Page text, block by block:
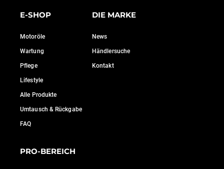
E-SHOP
Motoröle
Wartung
Pflege
Lifestyle
Alle Produkte
Umtausch & Rückgabe
FAQ
DIE MARKE
News
Händlersuche
Kontakt
PRO-BEREICH